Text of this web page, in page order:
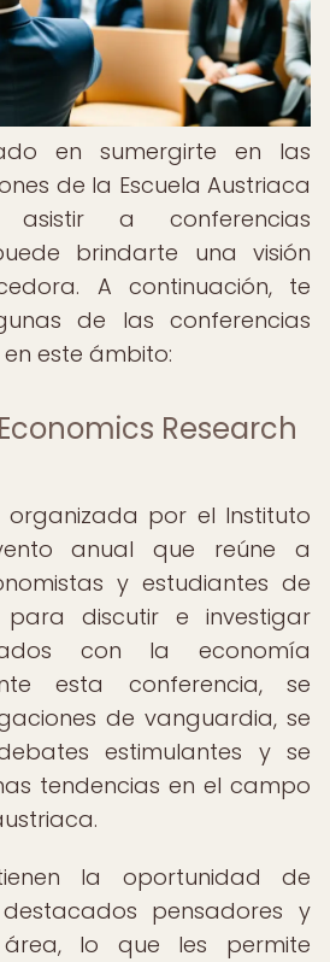
en sumergirte en las
de la Escuela Austriaca
asistir a conferencias
brindarte una visión
A continuación, te
de las conferencias
este ámbito:
Research
organizada por el Instituto
anual que reúne a
y estudiantes de
discutir e investigar
con la economía
esta conferencia, se
de vanguardia, se
estimulantes y se
tendencias en el campo
la oportunidad de
pensadores y
lo que les permite